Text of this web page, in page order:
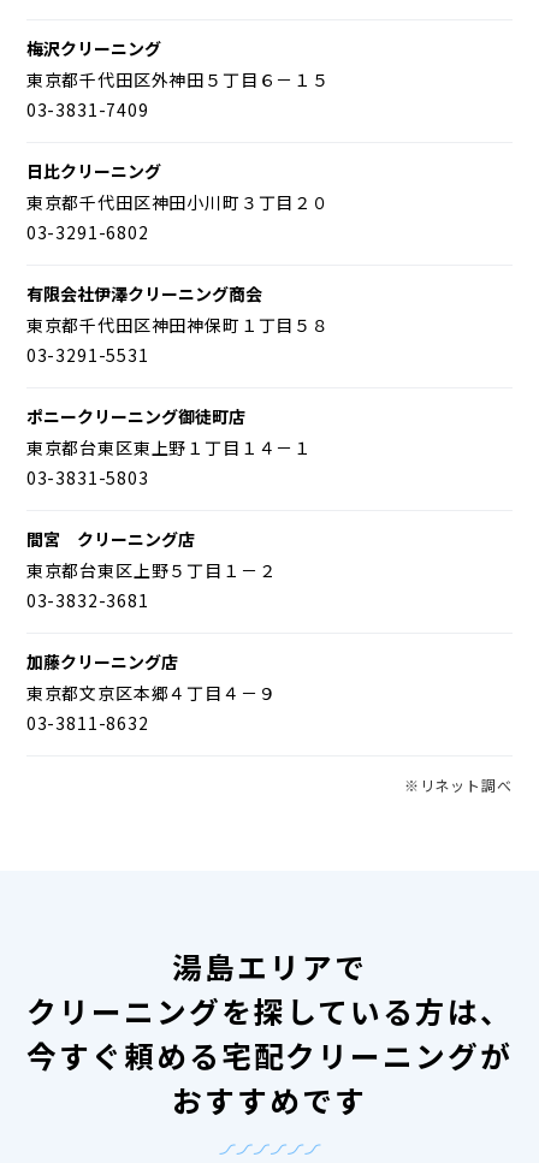
梅沢クリーニング
東京都千代田区外神田５丁目６－１５
03-3831-7409
日比クリーニング
東京都千代田区神田小川町３丁目２０
03-3291-6802
有限会社伊澤クリーニング商会
東京都千代田区神田神保町１丁目５８
03-3291-5531
ポニークリーニング御徒町店
東京都台東区東上野１丁目１４－１
03-3831-5803
間宮 クリーニング店
東京都台東区上野５丁目１－２
03-3832-3681
加藤クリーニング店
東京都文京区本郷４丁目４－９
03-3811-8632
※リネット調べ
湯島エリアで
クリーニングを探している方は、
今すぐ頼める宅配クリーニングが
おすすめです